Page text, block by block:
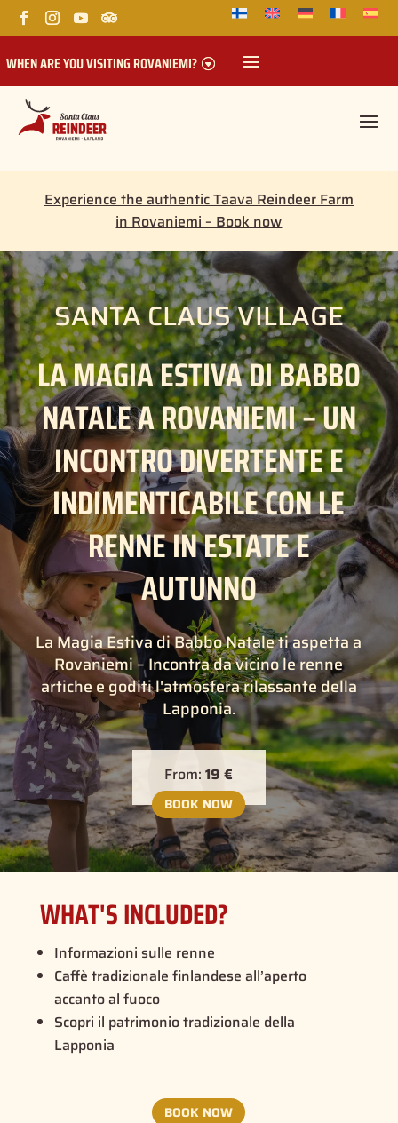
WHEN ARE YOU VISITING ROVANIEMI?
Experience the authentic Taava Reindeer Farm
in Rovaniemi – Book now
SANTA CLAUS VILLAGE
LA MAGIA ESTIVA DI BABBO
NATALE A ROVANIEMI – UN
INCONTRO DIVERTENTE E
INDIMENTICABILE CON LE
RENNE IN ESTATE E
AUTUNNO
La Magia Estiva di Babbo Natale ti aspetta a
Rovaniemi – Incontra da vicino le renne
artiche e goditi l'atmosfera rilassante della
Lapponia.
From:19 €
BOOK NOW
WHAT'S INCLUDED?
Informazioni sulle renne
Caffè tradizionale finlandese all’aperto
accanto al fuoco
Scopri il patrimonio tradizionale della
Lapponia
BOOK NOW